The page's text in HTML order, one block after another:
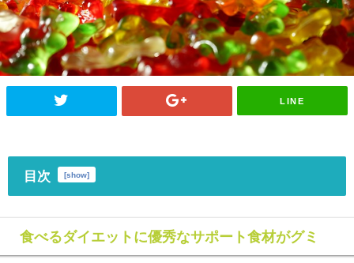
LINE
目次 [show]
食べるダイエットに優秀なサポート食材がグミ